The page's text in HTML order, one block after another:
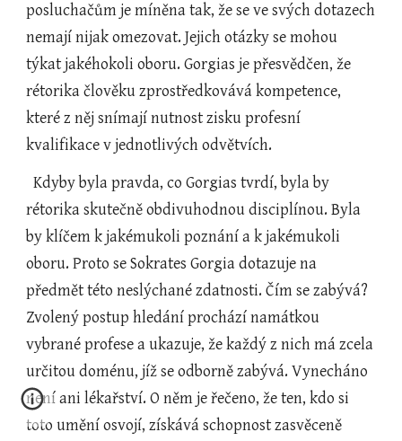
posluchačům je míněna tak, že se ve svých dotazech
nemají nijak omezovat. Jejich otázky se mohou
týkat jakéhokoli oboru. Gorgias je přesvědčen, že
rétorika člověku zprostředkovává kompetence,
které z něj snímají nutnost zisku profesní
kvalifikace v jednotlivých odvětvích.
  Kdyby byla pravda, co Gorgias tvrdí, byla by
rétorika skutečně obdivuhodnou disciplínou. Byla
by klíčem k jakémukoli poznání a k jakémukoli
oboru. Proto se Sokrates Gorgia dotazuje na
předmět této neslýchané zdatnosti. Čím se zabývá?
Zvolený postup hledání prochází namátkou
vybrané profese a ukazuje, že každý z nich má zcela
určitou doménu, jíž se odborně zabývá. Vynecháno
není ani lékařství. O něm je řečeno, že ten, kdo si
toto umění osvojí, získává schopnost zasvěceně